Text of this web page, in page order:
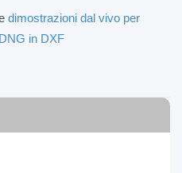
dimostrazioni dal vivo per
in DXF